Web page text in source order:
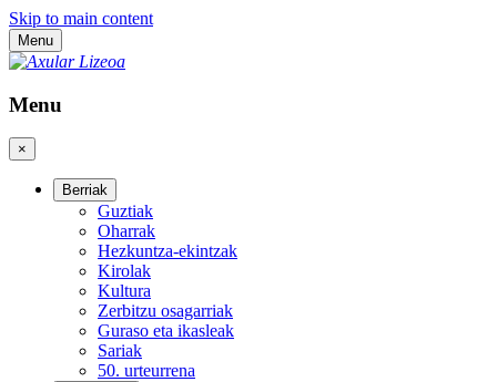
Skip to main content
Menu
Menu
×
Berriak
Guztiak
Oharrak
Hezkuntza-ekintzak
Kirolak
Kultura
Zerbitzu osagarriak
Guraso eta ikasleak
Sariak
50. urteurrena